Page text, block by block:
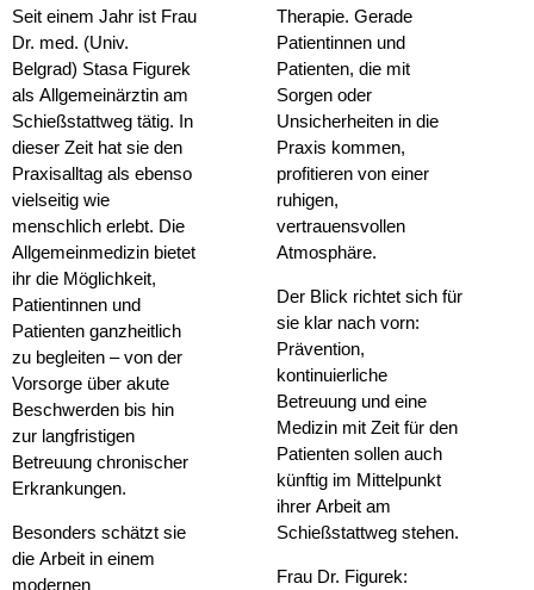
Seit einem Jahr ist Frau
Dr. med. (Univ.
Belgrad) Stasa Figurek
als Allgemeinärztin am
Schießstattweg tätig. In
dieser Zeit hat sie den
Praxisalltag als ebenso
vielseitig wie
menschlich erlebt. Die
Allgemeinmedizin bietet
ihr die Möglichkeit,
Patientinnen und
Patienten ganzheitlich
zu begleiten – von der
Vorsorge über akute
Beschwerden bis hin
zur langfristigen
Betreuung chronischer
Erkrankungen.
Besonders schätzt sie
die Arbeit in einem
modernen
Therapie. Gerade
Patientinnen und
Patienten, die mit
Sorgen oder
Unsicherheiten in die
Praxis kommen,
profitieren von einer
ruhigen,
vertrauensvollen
Atmosphäre.
Der Blick richtet sich für
sie klar nach vorn:
Prävention,
kontinuierliche
Betreuung und eine
Medizin mit Zeit für den
Patienten sollen auch
künftig im Mittelpunkt
ihrer Arbeit am
Schießstattweg stehen.
Frau Dr. Figurek: